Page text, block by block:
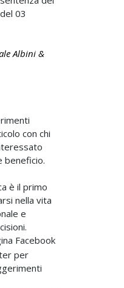
03
Albini &
con chi
beneficio.
è il primo
nella vita
e
Facebook
per